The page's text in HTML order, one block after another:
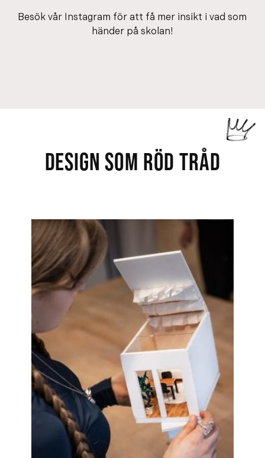
Besök vår Instagram för att få mer insikt i vad som
händer på skolan!
DESIGN SOM RÖD TRÅD